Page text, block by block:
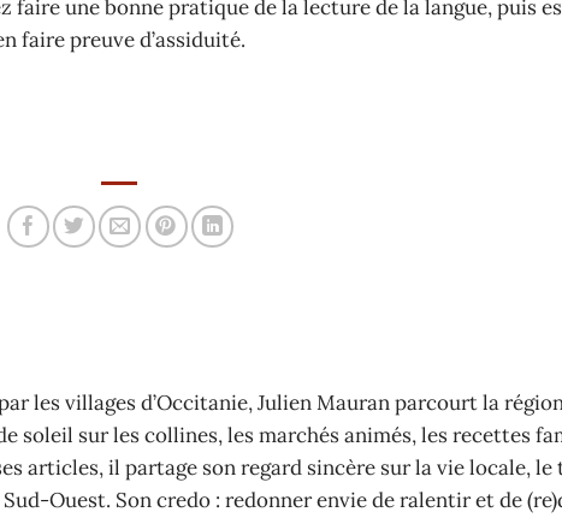
faire une bonne pratique de la lecture de la langue, puis
faire preuve d’assiduité.
les villages d’Occitanie, Julien Mauran parcourt la
soleil sur les collines, les marchés animés, les recettes
articles, il partage son regard sincère sur la vie locale,
Ouest. Son credo : redonner envie de ralentir et de